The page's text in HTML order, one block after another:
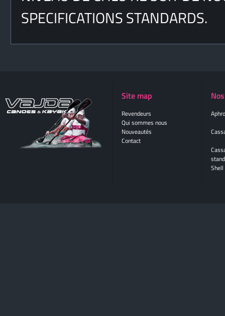
SPECIFICATIONS STANDARDS.
Site map
Revendeurs
Qui sommes nous
Nouveautés
Contact